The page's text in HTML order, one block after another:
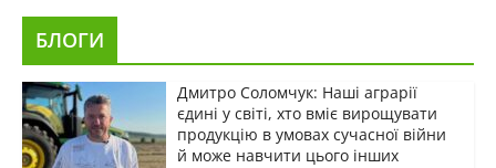
БЛОГИ
Дмитро Соломчук: Наші аграрії
єдині у світі, хто вміє вирощувати
продукцію в умовах сучасної війни
й може навчити цього інших